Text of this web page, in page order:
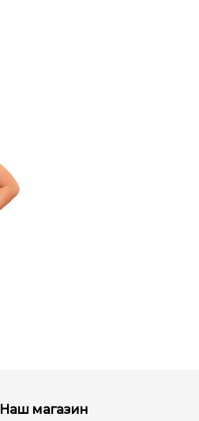
Наш магазин